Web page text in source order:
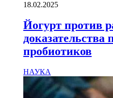
18.02.2025
Йогурт против
доказательства
пробиотиков
НАУКА